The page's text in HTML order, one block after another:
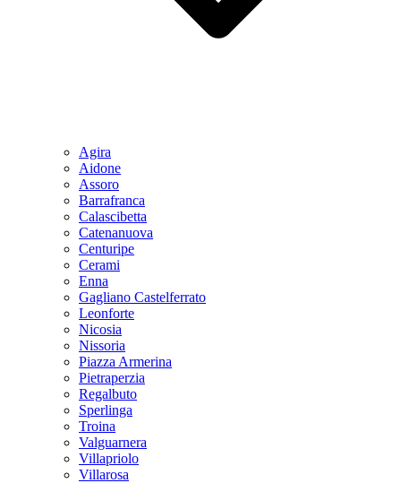
Agira
Aidone
Assoro
Barrafranca
Calascibetta
Catenanuova
Centuripe
Cerami
Enna
Gagliano Castelferrato
Leonforte
Nicosia
Nissoria
Piazza Armerina
Pietraperzia
Regalbuto
Sperlinga
Troina
Valguarnera
Villapriolo
Villarosa